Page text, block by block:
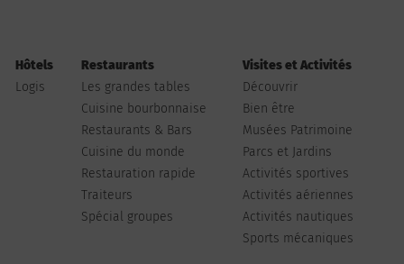
Hôtels
Logis
Restaurants
Les grandes tables
Cuisine bourbonnaise
Restaurants & Bars
Cuisine du monde
Restauration rapide
Traiteurs
Spécial groupes
Visites et Activités
Découvrir
Bien être
Musées Patrimoine
Parcs et Jardins
Activités sportives
Activités aériennes
Activités nautiques
Sports mécaniques